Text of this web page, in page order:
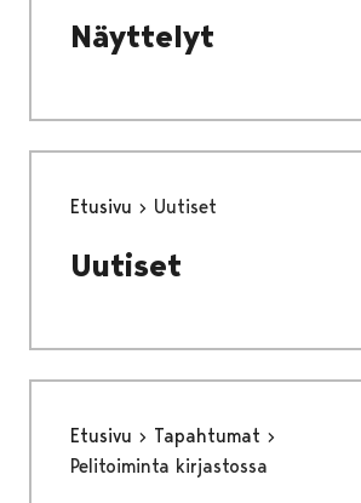
Näyttelyt
Etusivu Uutiset
Uutiset
Etusivu
Tapahtumat
Pelitoiminta kirjastossa